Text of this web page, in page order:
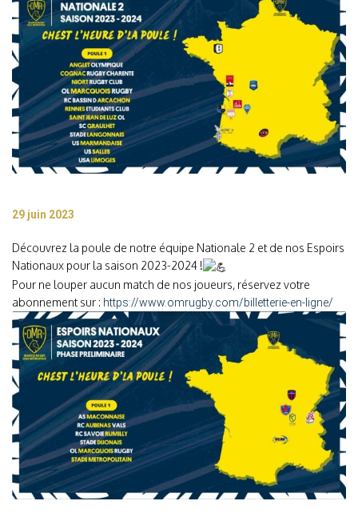
29 juin 2023
Découvrez la poule de notre équipe Nationale 2 et de nos Espoirs
Nationaux pour la saison 2023-2024 !
Pour ne louper aucun match de nos joueurs, réservez votre
abonnement sur : https://www.omrugby.com/billetterie-en-ligne/